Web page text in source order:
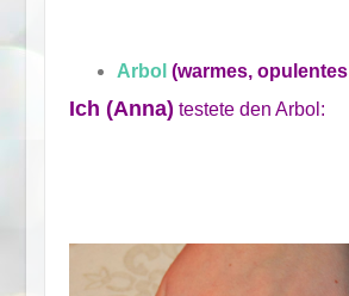
Arbol (warmes,
Ich (Anna) testete den Arbol: